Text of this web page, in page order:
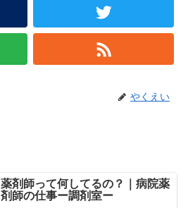
やくえい
薬剤師って何してるの？｜病院薬
剤師の仕事ー調剤室ー